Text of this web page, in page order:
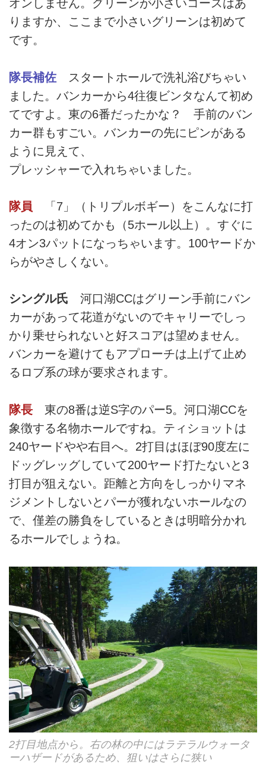
オンしません。グリーンが小さいコースはあ
りますか、ここまで小さいグリーンは初めて
です。
隊長補佐 スタートホールで洗礼浴びちゃい
ました。バンカーから4往復ビンタなんて初め
てですよ。東の6番だったかな？ 手前のバン
カー群もすごい。バンカーの先にピンがある
ように見えて、
プレッシャーで入れちゃいました。
隊員 「7」（トリプルボギー）をこんなに打
ったのは初めてかも（5ホール以上）。すぐに
4オン3パットになっちゃいます。100ヤードか
らがやさしくない。
シングル氏 河口湖CCはグリーン手前にバン
カーがあって花道がないのでキャリーでしっ
かり乗せられないと好スコアは望めません。
バンカーを避けてもアプローチは上げて止め
るロブ系の球が要求されます。
隊長 東の8番は逆S字のパー5。河口湖CCを
象徴する名物ホールですね。ティショットは
240ヤードやや右目へ。2打目はほぼ90度左に
ドッグレッグしていて200ヤード打たないと3
打目が狙えない。距離と方向をしっかりマネ
ジメントしないとパーが獲れないホールなの
で、僅差の勝負をしているときは明暗分かれ
るホールでしょうね。
から。右の林の中にはラテラルウォータ
があるため、狙いはさらに狭い
1打目、2打
える難ホー